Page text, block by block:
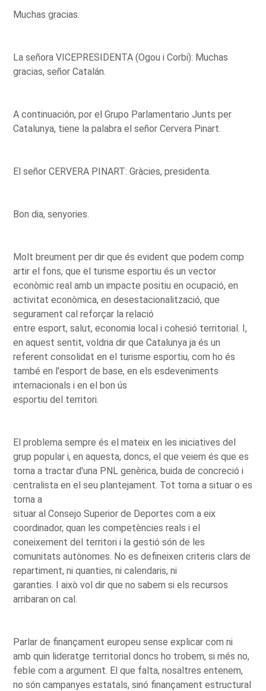
Muchas gracias.
La señora VICEPRESIDENTA (Ogou i Corbi): Muchas
gracias, señor Catalán.
A continuación, por el Grupo Parlamentario Junts per
Catalunya, tiene la palabra el señor Cervera Pinart.
El señor CERVERA PINART: Gràcies, presidenta.
Bon dia, senyories.
Molt breument per dir que és evident que podem comp
artir el fons, que el turisme esportiu és un vector
econòmic real amb un impacte positiu en ocupació, en
activitat econòmica, en desestacionalització, que
segurament cal reforçar la relació
entre esport, salut, economia local i cohesió territorial. I,
en aquest sentit, voldria dir que Catalunya ja és un
referent consolidat en el turisme esportiu, com ho és
també en l'esport de base, en els esdeveniments
internacionals i en el bon ús
esportiu del territori.
El problema sempre és el mateix en les iniciatives del
grup popular i, en aquesta, doncs, el que veiem és que es
torna a tractar d'una PNL genèrica, buida de concreció i
centralista en el seu plantejament. Tot torna a situar o es
torna a
situar al Consejo Superior de Deportes com a eix
coordinador, quan les competències reals i el
coneixement del territori i la gestió són de les
comunitats autònomes. No es defineixen criteris clars de
repartiment, ni quanties, ni calendaris, ni
garanties. I això vol dir que no sabem si els recursos
arribaran on cal.
Parlar de finançament europeu sense explicar com ni
amb quin lideratge territorial doncs ho trobem, si més no,
feble com a argument. El que falta, nosaltres entenem,
no són campanyes estatals, sinó finançament estructural